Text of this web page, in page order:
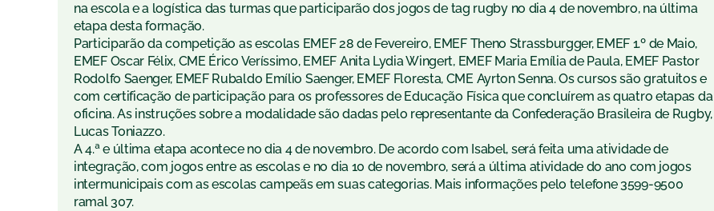
na escola e a logística das turmas que participarão dos jogos de tag rugby no dia 4 de novembro, na última
etapa desta formação.
Participarão da competição as escolas EMEF 28 de Fevereiro, EMEF Theno Strassburgger, EMEF 1.º de Maio,
EMEF Oscar Félix, CME Érico Veríssimo, EMEF Anita Lydia Wingert, EMEF Maria Emília de Paula, EMEF Pastor
Rodolfo Saenger, EMEF Rubaldo Emílio Saenger, EMEF Floresta, CME Ayrton Senna. Os cursos são gratuitos e
com certificação de participação para os professores de Educação Física que concluírem as quatro etapas da
oficina. As instruções sobre a modalidade são dadas pelo representante da Confederação Brasileira de Rugby,
Lucas Toniazzo.
A 4.ª e última etapa acontece no dia 4 de novembro. De acordo com Isabel, será feita uma atividade de
integração, com jogos entre as escolas e no dia 10 de novembro, será a última atividade do ano com jogos
intermunicipais com as escolas campeãs em suas categorias. Mais informações pelo telefone 3599-9500
ramal 307.